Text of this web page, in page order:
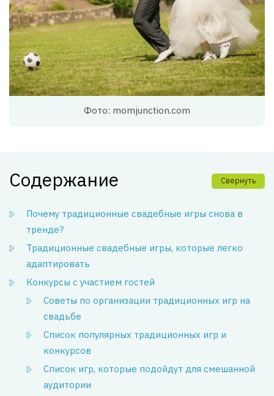
Фото: momjunction.com
Содержание Свернуть
Почему традиционные свадебные игры снова в
тренде?
Традиционные свадебные игры, которые легко
адаптировать
Конкурсы с участием гостей
Советы по организации традиционных игр на
свадьбе
Список популярных традиционных игр и
конкурсов
Список игр, которые подойдут для смешанной
аудитории